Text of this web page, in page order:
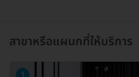
สาขาหรือแผนกที่ให้บริการ